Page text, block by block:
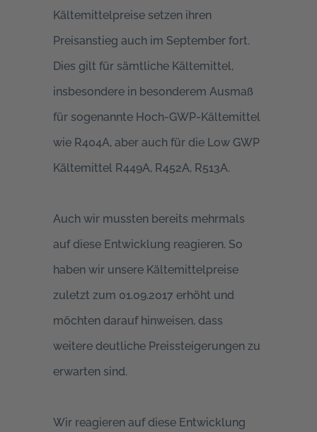
Kältemittelpreise setzen ihren
Preisanstieg auch im September fort.
Dies gilt für sämtliche Kältemittel,
insbesondere in besonderem Ausmaß
für sogenannte Hoch-GWP-Kältemittel
wie R404A, aber auch für die Low GWP
Kältemittel R449A, R452A, R513A.
Auch wir mussten bereits mehrmals
auf diese Entwicklung reagieren. So
haben wir unsere Kältemittelpreise
zuletzt zum 01.09.2017 erhöht und
möchten darauf hinweisen, dass
weitere deutliche Preissteigerungen zu
erwarten sind.
Wir reagieren auf diese Entwicklung